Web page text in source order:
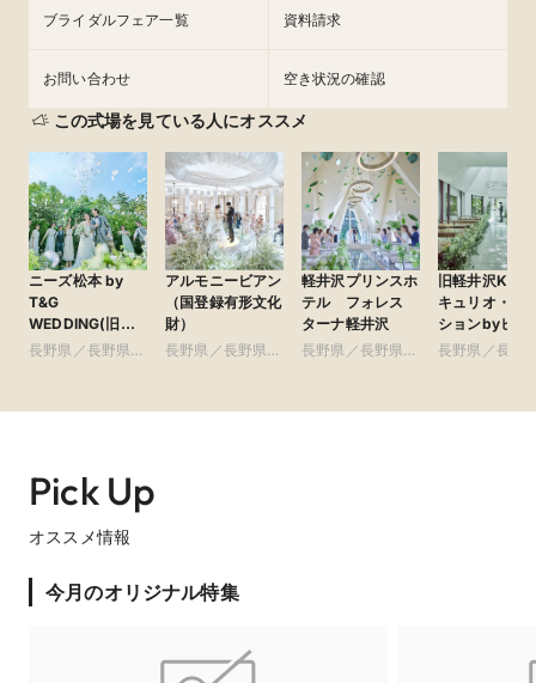
ブライダルフェア一覧 資料請求
お問い合わせ 空き状況の確認
この式場を見ている人にオススメ
ニーズ松本 by
T&G
WEDDING(旧
ガーデンヒルズ迎
長野県／長野県全
アルモニービアン
（国登録有形文化
財）
長野県／長野県全
軽井沢プリンスホ
テル フォレス
ターナ軽井沢
長野県／長野県全
旧軽井沢
キュリオ・コ
ションbyヒル
ン(元:旧軽井
長野県／長野
Pick Up
オススメ情報
今月のオリジナル特集